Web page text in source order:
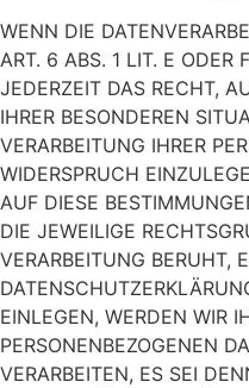
WENN DIE
ART. 6 ABS. 1 LIT. E ODER
JEDERZEIT DAS RECHT,
IHRER BESONDEREN
VERARBEITUNG IHRER
WIDERSPRUCH
AUF DIESE
DIE JEWEILIGE
VERARBEITUNG BERUHT,
EINLEGEN, WERDEN WIR
PERSONENBEZOGENEN
VERARBEITEN, ES SEI